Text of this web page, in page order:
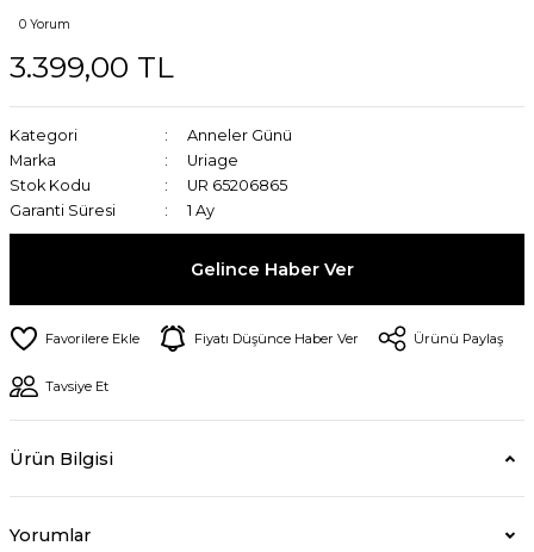
0 Yorum
3.399,00 TL
Kategori
Anneler Günü
Marka
Uriage
Stok Kodu
UR 65206865
Garanti Süresi
1 Ay
Gelince Haber Ver
Fiyatı Düşünce Haber Ver Ürünü Paylaş
Tavsiye Et
Ürün Bilgisi
Yorumlar